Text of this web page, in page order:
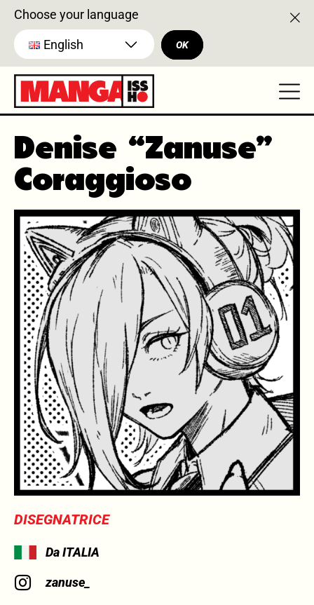
Choose your language
English OK
Denise “Zanuse”
Coraggioso
DISEGNATRICE
Da ITALIA
zanuse_